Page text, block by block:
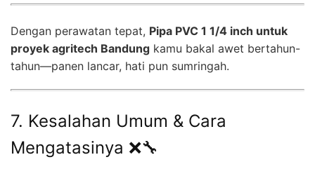
Dengan perawatan tepat, Pipa PVC 1 1/4 inch untuk
proyek agritech Bandung kamu bakal awet bertahun-
tahun—panen lancar, hati pun sumringah.
7. Kesalahan Umum & Cara
Mengatasinya ❌🔧